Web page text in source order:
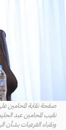
صفحة نقابة المحامين
نقيب المحامين عبد
ونقباء الفرعيات بشأن الرسوم